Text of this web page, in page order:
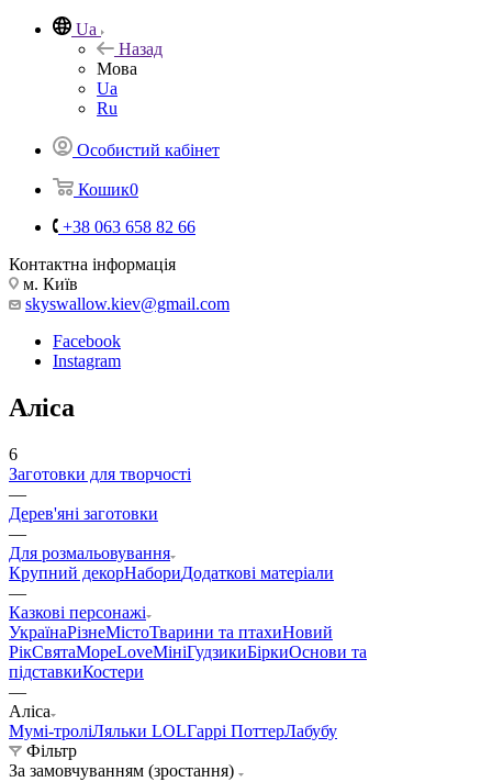
Ua
Назад
Мова
Ua
Ru
Особистий кабінет
Кошик0
+38 063 658 82 66
Контактна інформація
м. Київ
skyswallow.kiev@gmail.com
Facebook
Instagram
Аліса
6
Заготовки для творчості
—
Дерев'яні заготовки
—
Для розмальовування
Крупний декорНабориДодаткові матеріали
—
Казкові персонажі
УкраїнаРізнеМістоТварини та птахиНовий
РікСвятаМореLoveМініГудзикиБіркиОснови та
підставкиКостери
—
Аліса
Мумі-троліЛяльки LOLГаррі ПоттерЛабубу
Фільтр
За замовчуванням (зростання)